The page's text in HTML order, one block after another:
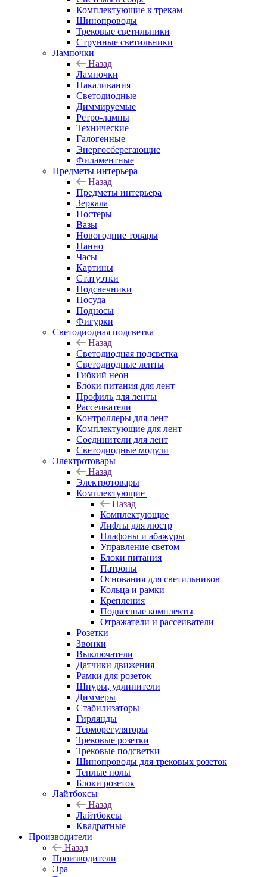
Комплектующие к трекам
Шинопроводы
Трековые светильники
Струнные светильники
Лампочки
Назад
Лампочки
Накаливания
Светодиодные
Диммируемые
Ретро-лампы
Технические
Галогенные
Энергосберегающие
Филаментные
Предметы интерьера
Назад
Предметы интерьера
Зеркала
Постеры
Вазы
Новогодние товары
Панно
Часы
Картины
Статуэтки
Подсвечники
Посуда
Подносы
Фигурки
Светодиодная подсветка
Назад
Светодиодная подсветка
Светодиодные ленты
Гибкий неон
Блоки питания для лент
Профиль для ленты
Рассеиватели
Контроллеры для лент
Комплектующие для лент
Соединители для лент
Светодиодные модули
Электротовары
Назад
Электротовары
Комплектующие
Назад
Комплектующие
Лифты для люстр
Плафоны и абажуры
Управление светом
Блоки питания
Патроны
Основания для светильников
Кольца и рамки
Крепления
Подвесные комплекты
Отражатели и рассеиватели
Розетки
Звонки
Выключатели
Датчики движения
Рамки для розеток
Шнуры, удлинители
Диммеры
Стабилизаторы
Гирлянды
Терморегуляторы
Трековые розетки
Трековые подсветки
Шинопроводы для трековых розеток
Теплые полы
Блоки розеток
Лайтбоксы
Назад
Лайтбоксы
Квадратные
Производители
Назад
Производители
Эра